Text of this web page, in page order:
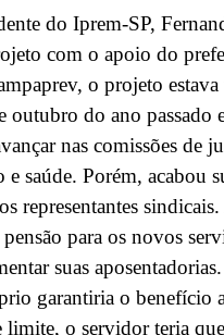
do Iprem-SP,
com o apoio do
o projeto
outubro do ano passado
nas comissões de
e saúde. Porém, acabou
representantes
para os novos
suas
garantiria o benefício
limite, o servidor teria